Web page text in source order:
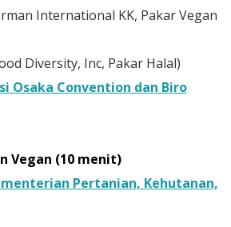
International KK, Pakar Vegan
Diversity, Inc, Pakar Halal)
Osaka Convention dan Biro
Vegan (10 menit)
Pertanian, Kehutanan,